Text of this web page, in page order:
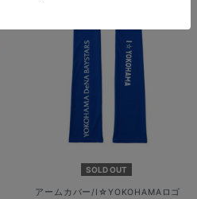
SOLD OUT
アームカバー/I☆YOKOHAMAロゴ